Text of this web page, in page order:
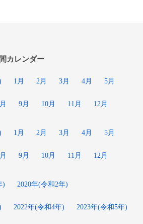
カレンダー
1月 2月 3月 4月 5月
9月 10月 11月 12月
1月 2月 3月 4月 5月
9月 10月 11月 12月
) 2020年(令和2年)
2022年(令和4年) 2023年(令和5年)